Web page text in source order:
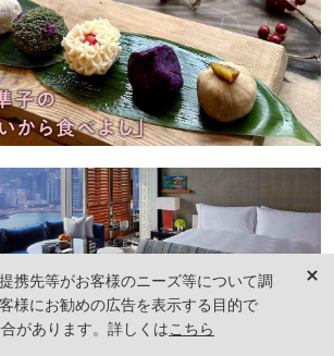
携先等がお客様のニーズ等について調
様にお勧めの広告を表示する目的で
があります。詳しくはこちら